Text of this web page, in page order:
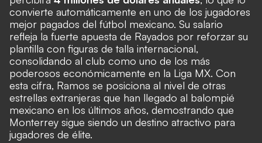
convierte automáticamente en uno de los jugadores
mejor pagados del fútbol mexicano. Su salario
refleja la fuerte apuesta de Rayados por reforzar su
plantilla con figuras de talla internacional,
consolidando al club como uno de los más
poderosos económicamente en la Liga MX. Con
esta cifra, Ramos se posiciona al nivel de otras
estrellas extranjeras que han llegado al balompié
mexicano en los últimos años, demostrando que
Monterrey sigue siendo un destino atractivo para
jugadores de élite.